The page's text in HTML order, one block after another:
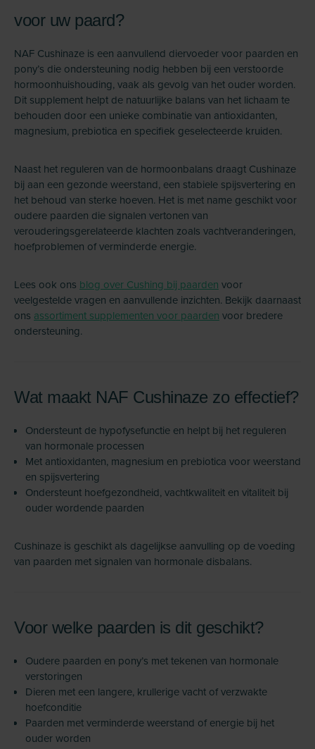
voor uw paard?
NAF Cushinaze is een aanvullend diervoeder voor paarden en
pony’s die ondersteuning nodig hebben bij een verstoorde
hormoonhuishouding, vaak als gevolg van het ouder worden.
Dit supplement helpt de natuurlijke balans van het lichaam te
behouden door een unieke combinatie van antioxidanten,
magnesium, prebiotica en specifiek geselecteerde kruiden.
Naast het reguleren van de hormoonbalans draagt Cushinaze
bij aan een gezonde weerstand, een stabiele spijsvertering en
het behoud van sterke hoeven. Het is met name geschikt voor
oudere paarden die signalen vertonen van
verouderingsgerelateerde klachten zoals vachtveranderingen,
hoefproblemen of verminderde energie.
Lees ook ons blog over Cushing bij paarden voor
veelgestelde vragen en aanvullende inzichten. Bekijk daarnaast
ons assortiment supplementen voor paarden voor bredere
ondersteuning.
Wat maakt NAF Cushinaze zo effectief?
Ondersteunt de hypofysefunctie en helpt bij het reguleren
van hormonale processen
Met antioxidanten, magnesium en prebiotica voor weerstand
en spijsvertering
Ondersteunt hoefgezondheid, vachtkwaliteit en vitaliteit bij
ouder wordende paarden
Cushinaze is geschikt als dagelijkse aanvulling op de voeding
van paarden met signalen van hormonale disbalans.
Voor welke paarden is dit geschikt?
Oudere paarden en pony’s met tekenen van hormonale
verstoringen
Dieren met een langere, krullerige vacht of verzwakte
hoefconditie
Paarden met verminderde weerstand of energie bij het
ouder worden